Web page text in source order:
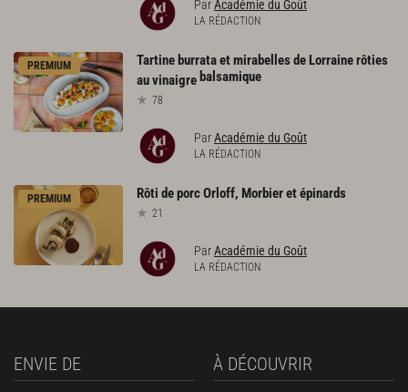
ParAcadémie du Goût
LA RÉDACTION
PREMIUM
Tartine burrata et mirabelles de Lorraine rôties
au vinaigre balsamique
78
ParAcadémie du Goût
LA RÉDACTION
PREMIUM Rôti deporcOrloff, Morbieretépinards
21
ParAcadémie du Goût
LA RÉDACTION
ENVIE DE À DÉCOUVRIR